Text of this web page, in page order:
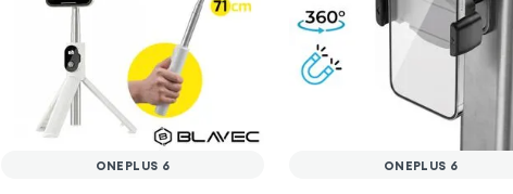
ONEPLUS 6 ONEPLUS 6